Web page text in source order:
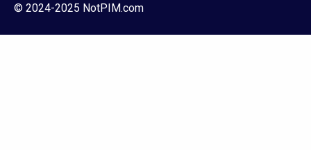
© 2024-2025 NotPIM.com